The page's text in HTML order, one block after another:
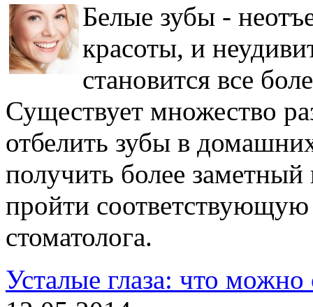
Белые зубы -
красоты, и
становится все
Существует множество
отбелить зубы в
получить более заметный
пройти
стоматолога.
Усталые глаза: что можно